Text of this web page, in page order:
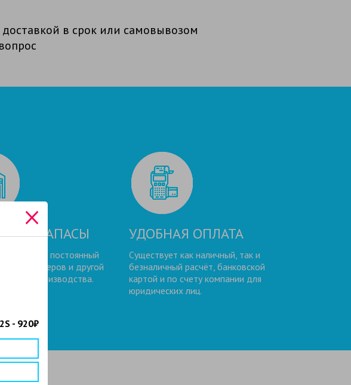
в срок или самовывозом
ЗАПАСЫ
есть постоянный
санитайзеров и другой
производства.
УДОБНАЯ ОПЛАТА
Существует как наличный, так и
безналичный расчёт, банковской
картой и по счету компании для
юридических лиц.
- 920₽